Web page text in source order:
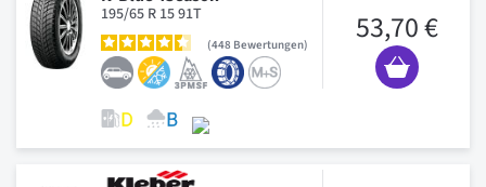
195/65 R 15 91T
448 Bewertungen 53,70 €